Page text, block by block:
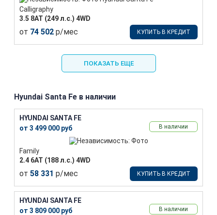
Calligraphy
3.5 8AT (249 л.с.) 4WD
от 74 502 р/мес КУПИТЬ В КРЕДИТ
ПОКАЗАТЬ ЕЩЕ
Hyundai Santa Fe в наличии
HYUNDAI SANTA FE
от 3 499 000 руб
В наличии
Family
2.4 6АТ (188 л.с.) 4WD
от 58 331 р/мес КУПИТЬ В КРЕДИТ
HYUNDAI SANTA FE
от 3 809 000 руб
В наличии